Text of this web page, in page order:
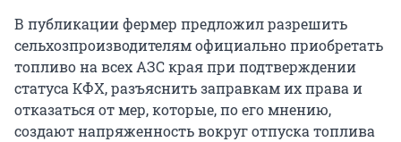
В публикации фермер предложил разрешить
сельхозпроизводителям официально приобретать
топливо на всех АЗС края при подтверждении
статуса КФХ, разъяснить заправкам их права и
отказаться от мер, которые, по его мнению,
создают напряженность вокруг отпуска топлива